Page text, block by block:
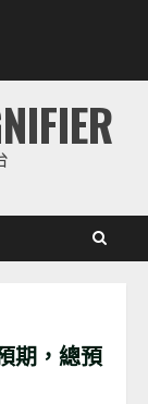
期，總預